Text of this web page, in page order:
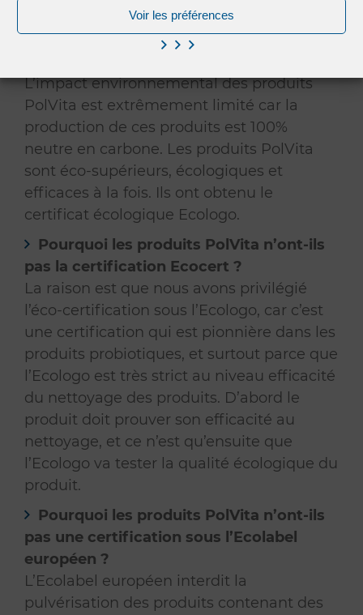
Voir les préférences
Quel est l’impact environnemental des
L’impact environnemental des produits
PolVita est extrêmement limité car la
production de ces produits est 100%
neutre en carbone. Les produits PolVita
sont éco-supérieurs, écologiques et
efficaces à la fois. Ils ont obtenu le
certificat écologique Ecologo.
Pourquoi les produits PolVita n’ont-ils
pas la certification Ecocert ?
La raison est que nous avons privilégié
l’éco-certification sous l’Ecologo, car c’est
une certification qui est pionnière dans les
produits probiotiques, et surtout parce que
l’Ecologo est très strict au niveau efficacité
du nettoyage des produits. D’abord le
produit doit prouver son efficacité au
nettoyage, et ce n’est qu’ensuite que
l’Ecologo va tester la qualité écologique du
produit.
Pourquoi les produits PolVita n’ont-ils
pas une certification sous l’Ecolabel
européen ?
L’Ecolabel européen interdit la
pulvérisation des produits contenant des